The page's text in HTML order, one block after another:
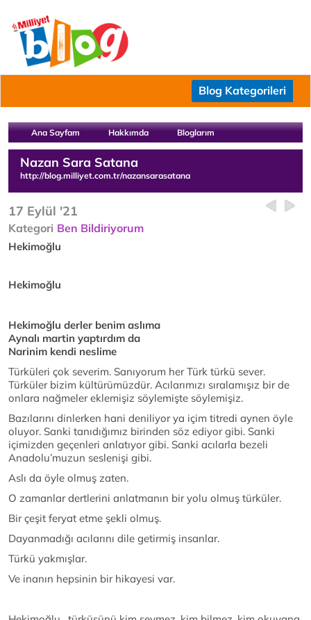
Blog Kategorileri
Ana Sayfam Hakkımda Bloglarım
Nazan Sara Satana
http://blog.milliyet.com.tr/nazansarasatana
17 Eylül '21
Kategori Ben Bildiriyorum
Hekimoğlu
Hekimoğlu
Hekimoğlu derler benim aslıma
Aynalı martin yaptırdım da
Narinim kendi neslime
Türküleri çok severim. Sanıyorum her Türk türkü sever.
Türküler bizim kültürümüzdür. Acılarımızı sıralamışız bir de
onlara nağmeler eklemişiz söylemişte söylemişiz.
Bazılarını dinlerken hani deniliyor ya içim titredi aynen öyle
oluyor. Sanki tanıdığımız birinden söz ediyor gibi. Sanki
içimizden geçenleri anlatıyor gibi. Sanki acılarla bezeli
Anadolu’muzun seslenişi gibi.
Aslı da öyle olmuş zaten.
O zamanlar dertlerini anlatmanın bir yolu olmuş türküler.
Bir çeşit feryat etme şekli olmuş.
Dayanmadığı acılarını dile getirmiş insanlar.
Türkü yakmışlar.
Ve inanın hepsinin bir hikayesi var.